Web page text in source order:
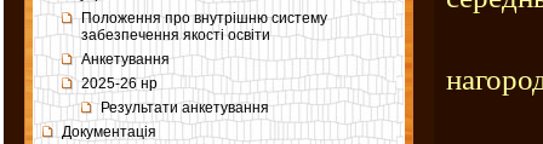
Положення про внутрішню систему
забезпечення якості освіти
Анкетування
2025-26 нр
Результати анкетування
Документація